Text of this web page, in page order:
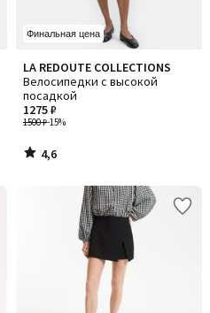
Финальная цена
LA REDOUTE COLLECTIONS
Велосипедки с высокой
посадкой
1500 ₽-15%
1275 ₽
4,6
/ 5
4,6
/